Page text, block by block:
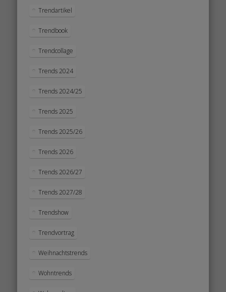
Trendartikel
Trendbook
Trendcollage
Trends 2024
Trends 2024/25
Trends 2025
Trends 2025/26
Trends 2026
Trends 2026/27
Trends 2027/28
Trendshow
Trendvortrag
Weihnachtstrends
Wohntrends